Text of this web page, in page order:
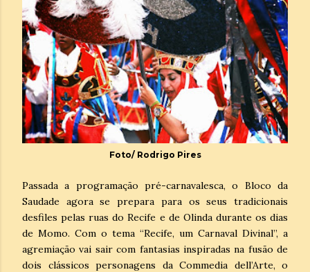
Foto/ Rodrigo Pires
Passada a programação pré-carnavalesca, o Bloco da
Saudade agora se prepara para os seus tradicionais
desfiles pelas ruas do Recife e de Olinda durante os dias
de Momo. Com o tema “Recife, um Carnaval Divinal”, a
agremiação vai sair com fantasias inspiradas na fusão de
dois clássicos personagens da Commedia dell’Arte, o